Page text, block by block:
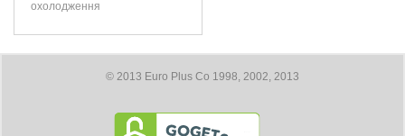
охолодження
© 2013 Euro Plus Co 1998, 2002, 2013